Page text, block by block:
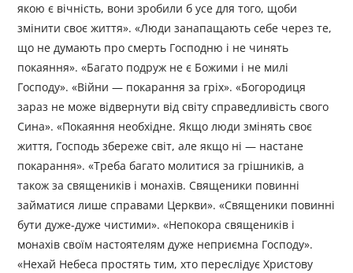
якою є вічність, вони зробили б усе для того, щоби
змінити своє життя». «Люди занапащають себе через те,
що не думають про смерть Господню і не чинять
покаяння». «Багато подруж не є Божими і не милі
Господу». «Війни — покарання за гріх». «Богородиця
зараз не може відвернути від світу справедливість свого
Сина». «Покаяння необхідне. Якщо люди змінять своє
життя, Господь збереже світ, але якщо ні — настане
покарання». «Треба багато молитися за грішників, а
також за священиків і монахів. Священики повинні
займатися лише справами Церкви». «Священики повинні
бути дуже-дуже чистими». «Непокора священиків і
монахів своїм настоятелям дуже неприємна Господу».
«Нехай Небеса простять тим, хто переслідує Христову